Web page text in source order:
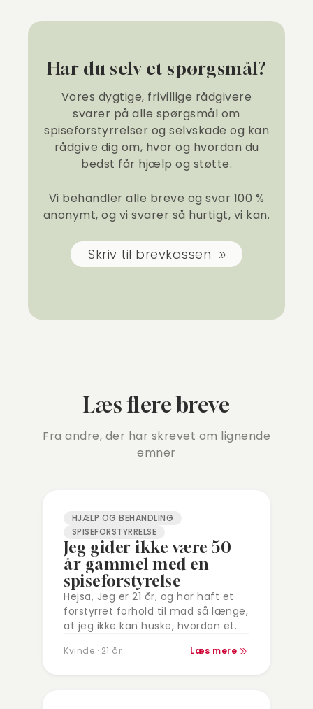
Har du selv et spørgsmål?
Vores dygtige, frivillige rådgivere
svarer på alle spørgsmål om
spiseforstyrrelser og selvskade og kan
rådgive dig om, hvor og hvordan du
bedst får hjælp og støtte.
Vi behandler alle breve og svar 100 %
anonymt, og vi svarer så hurtigt, vi kan.
Skriv til brevkassen
Læs flere breve
Fra andre, der har skrevet om lignende
emner
HJÆLP OG BEHANDLING
SPISEFORSTYRRELSE
Jeg gider ikke være 50
år gammel med en
spiseforstyrelse
Hejsa, Jeg er 21 år, og har haft et
forstyrret forhold til mad så længe,
at jeg ikke kan huske, hvordan et
Kvinde · 21 år Læs mere